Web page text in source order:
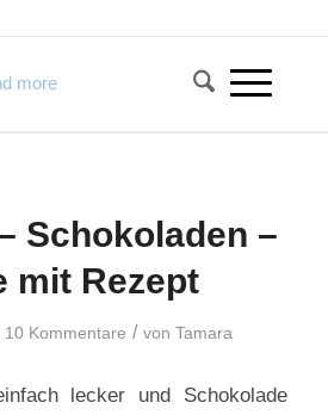
Schokoladen –
mit Rezept
10 Kommentare / von Tamara
lecker und Schokolade